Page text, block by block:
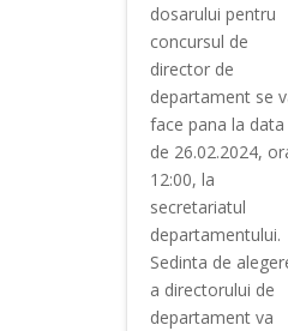
dosarului pentru
concursul de
director de
departament se
face pana la data
de 26.02.2024,
12:00, la
secretariatul
departamentului.
Sedinta de
a directorului de
departament va